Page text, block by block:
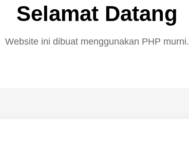
Selamat Datang
Website ini dibuat menggunakan PHP murni.